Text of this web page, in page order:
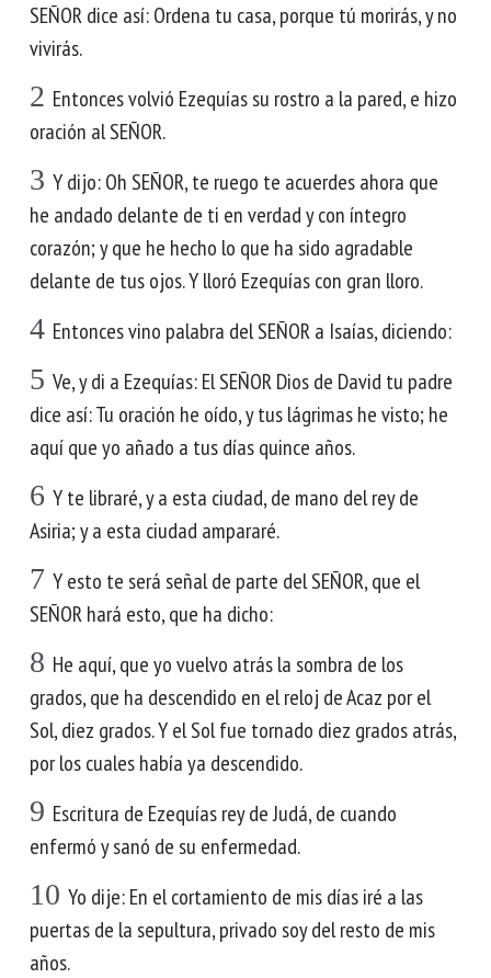
SEÑOR dice así: Ordena tu casa, porque tú morirás, y no
vivirás.
2 Entonces volvió Ezequías su rostro a la pared, e hizo
oración al SEÑOR.
3 Y dijo: Oh SEÑOR, te ruego te acuerdes ahora que
he andado delante de ti en verdad y con íntegro
corazón; y que he hecho lo que ha sido agradable
delante de tus ojos. Y lloró Ezequías con gran lloro.
4 Entonces vino palabra del SEÑOR a Isaías, diciendo:
5 Ve, y di a Ezequías: El SEÑOR Dios de David tu padre
dice así: Tu oración he oído, y tus lágrimas he visto; he
aquí que yo añado a tus días quince años.
6 Y te libraré, y a esta ciudad, de mano del rey de
Asiria; y a esta ciudad ampararé.
7 Y esto te será señal de parte del SEÑOR, que el
SEÑOR hará esto, que ha dicho:
8 He aquí, que yo vuelvo atrás la sombra de los
grados, que ha descendido en el reloj de Acaz por el
Sol, diez grados. Y el Sol fue tornado diez grados atrás,
por los cuales había ya descendido.
9 Escritura de Ezequías rey de Judá, de cuando
enfermó y sanó de su enfermedad.
10 Yo dije: En el cortamiento de mis días iré a las
puertas de la sepultura, privado soy del resto de mis
años.